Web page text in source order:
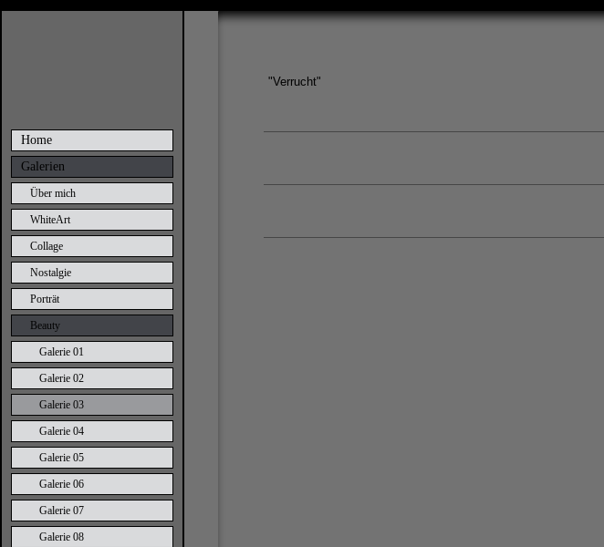
Home
Galerien
Über mich
WhiteArt
Collage
Nostalgie
Porträt
Beauty
Galerie 01
Galerie 02
Galerie 03
Galerie 04
Galerie 05
Galerie 06
Galerie 07
Galerie 08
"Verrucht"